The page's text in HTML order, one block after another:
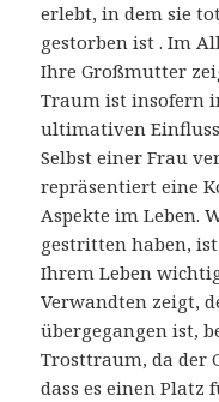
erlebt, in dem sie
gestorben ist . Im
Ihre Großmutter
Traum ist insofern
ultimativen
Selbst einer Frau
repräsentiert eine
Aspekte im Leben.
gestritten haben,
Ihrem Leben
Verwandten zeigt,
übergegangen ist,
Trosttraum, da der
dass es einen Platz